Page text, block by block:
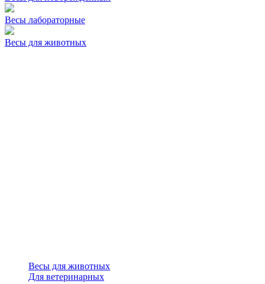
Весы лабораторные
Весы для животных
Весы для животных
Для ветеринарных